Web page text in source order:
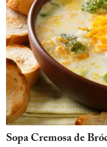
Sopa Cremosa de